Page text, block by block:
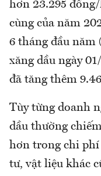
hơn 23.295
cùng của năm
6 tháng đầu
xăng dầu ngày
đã tăng thêm
Tùy từng doanh
dầu thường
hơn trong chi phí
tư, vật liệu khác